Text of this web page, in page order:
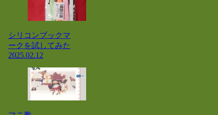
シリコンブックマ
ークを試してみた
2025.02.12